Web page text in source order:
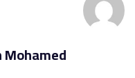
Mohamed